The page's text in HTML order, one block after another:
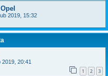
2019, 15:32
2019, 20:41
1 2 3